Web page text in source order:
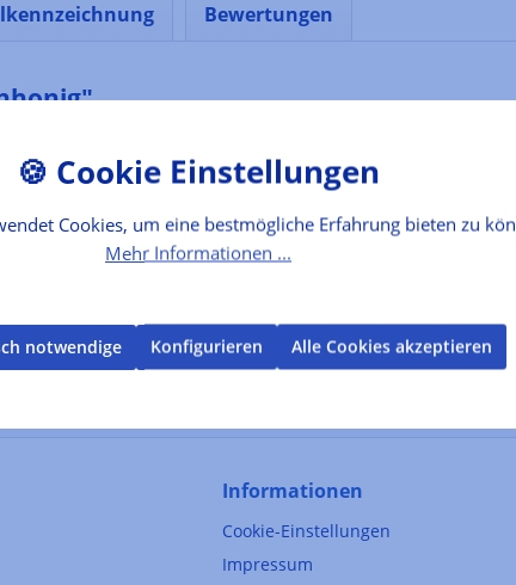
Bewertungen
sagen, "mit den Füßen im Wasser stehen" - nur dann
gröbere Konsistenz machen ihn einzigartig. Für den
in den „Parc naturel de Lorraine“. Dort gibt es einen
Informationen
Cookie-Einstellungen
Impressum
Cookies, um eine bestmögliche Erfahrung bieten zu
Mehr Informationen ...
notwendige Konfigurieren Alle Cookies akzeptieren